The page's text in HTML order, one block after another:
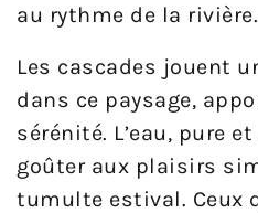
au rythme de la rivière.
Les cascades jouent
dans ce paysage,
sérénité. L’eau, pure
goûter aux plaisirs
tumulte estival. Ceux